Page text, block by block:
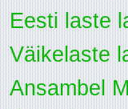
Eesti laste
Väikelaste
Ansambel